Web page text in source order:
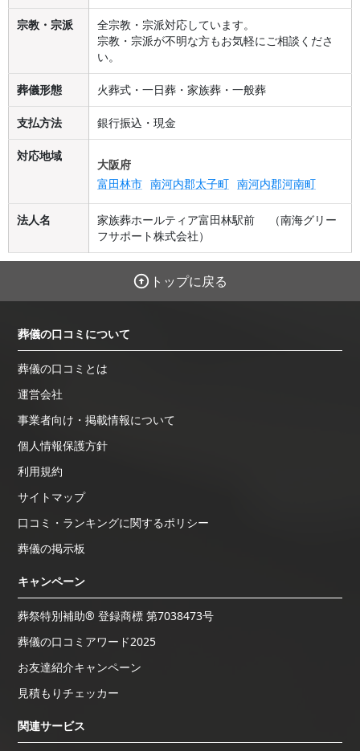
宗教・宗派
全宗教・宗派対応しています。
宗教・宗派が不明な方もお気軽にご相談くださ
い。
葬儀形態 火葬式・一日葬・家族葬・一般葬
支払方法 銀行振込・現金
対応地域
大阪府
富田林市 南河内郡太子町 南河内郡河南町
法人名
家族葬ホールティア富田林駅前 （南海グリー
フサポート株式会社）
トップに戻る
葬儀の口コミについて
葬儀の口コミとは
運営会社
事業者向け・掲載情報について
個人情報保護方針
利用規約
サイトマップ
口コミ・ランキングに関するポリシー
葬儀の掲示板
キャンペーン
葬祭特別補助® 登録商標 第7038473号
葬儀の口コミアワード2025
お友達紹介キャンペーン
見積もりチェッカー
関連サービス